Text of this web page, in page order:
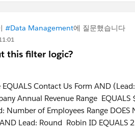
#Data Management에 질문했습니다
this filter logic?
EQUALS Contact Us Form AND
Annual Revenue Range
Number of Employees Range DOES
Lead: Round Robin ID EQUALS 2